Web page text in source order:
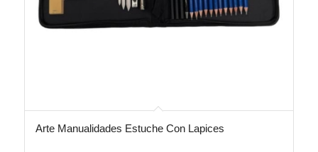
Arte Manualidades Estuche Con Lapices